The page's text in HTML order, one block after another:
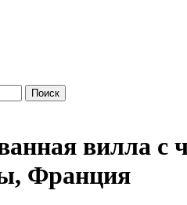
вилла с
Франция